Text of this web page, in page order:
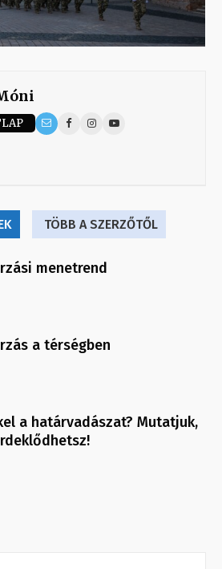
TÖBB A SZERZŐTŐL
menetrend
a térségben
a határvadászat? Mutatjuk,